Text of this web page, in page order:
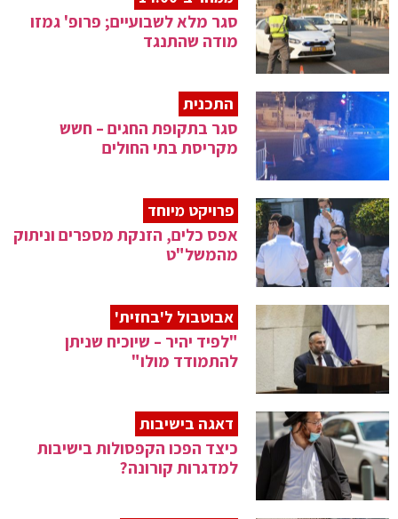
סגר מלא לשבועיים; פרופ' גמזו
מודה שהתנגד
התכנית
סגר בתקופת החגים – חשש
מקריסת בתי החולים
פרויקט מיוחד
אפס כלים, הזנקת מספרים וניתוק
מהמשל"ט
אבוטבול ל'בחזית'
"לפיד יהיר – שיוכיח שניתן
להתמודד מולו"
דאגה בישיבות
כיצד הפכו הקפסולות בישיבות
למדגרות קורונה?